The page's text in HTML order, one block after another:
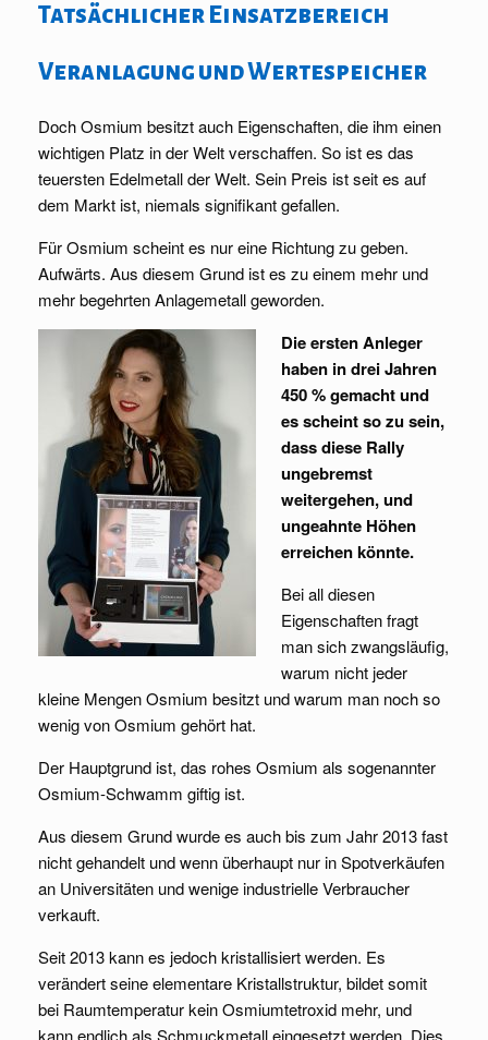
Tatsächlicher Einsatzbereich
Veranlagung und Wertespeicher
Doch Osmium besitzt auch Eigenschaften, die ihm einen
wichtigen Platz in der Welt verschaffen. So ist es das
teuersten Edelmetall der Welt. Sein Preis ist seit es auf
dem Markt ist, niemals signifikant gefallen.
Für Osmium scheint es nur eine Richtung zu geben.
Aufwärts. Aus diesem Grund ist es zu einem mehr und
mehr begehrten Anlagemetall geworden.
Die ersten Anleger
haben in drei Jahren
450 % gemacht und
es scheint so zu sein,
dass diese Rally
ungebremst
weitergehen, und
ungeahnte Höhen
erreichen könnte.
Bei all diesen
Eigenschaften fragt
man sich zwangsläufig,
warum nicht jeder
kleine Mengen Osmium besitzt und warum man noch so
wenig von Osmium gehört hat.
Der Hauptgrund ist, das rohes Osmium als sogenannter
Osmium-Schwamm giftig ist.
Aus diesem Grund wurde es auch bis zum Jahr 2013 fast
nicht gehandelt und wenn überhaupt nur in Spotverkäufen
an Universitäten und wenige industrielle Verbraucher
verkauft.
Seit 2013 kann es jedoch kristallisiert werden. Es
verändert seine elementare Kristallstruktur, bildet somit
bei Raumtemperatur kein Osmiumtetroxid mehr, und
kann endlich als Schmuckmetall eingesetzt werden. Dies